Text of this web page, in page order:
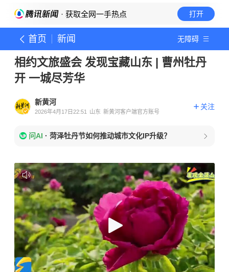
· 获取全网一手热点 打开
首页 新闻 无障碍
相约文旅盛会 发现宝藏山东 | 曹州牡丹
开 一城尽芳华
新黄河
2026年4月17日22:51 山东 新黄河客户端官方账号
关注
问AI · 菏泽牡丹节如何推动城市文化IP升级？